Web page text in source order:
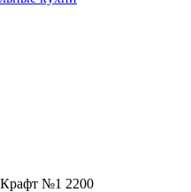
№1 2200